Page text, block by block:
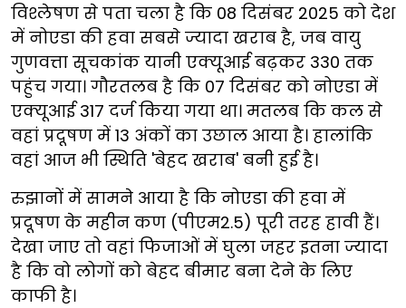
विश्लेषण से पता चला है कि 08 दिसंबर 2025 को देश
में नोएडा की हवा सबसे ज्यादा खराब है, जब वायु
गुणवत्ता सूचकांक यानी एक्यूआई बढ़कर 330 तक
पहुंच गया। गौरतलब है कि 07 दिसंबर को नोएडा में
एक्यूआई 317 दर्ज किया गया था। मतलब कि कल से
वहां प्रदूषण में 13 अंकों का उछाल आया है। हालांकि
वहां आज भी स्थिति 'बेहद खराब' बनी हुई है।
रुझानों में सामने आया है कि नोएडा की हवा में
प्रदूषण के महीन कण (पीएम2.5) पूरी तरह हावी हैं।
देखा जाए तो वहां फिजाओं में घुला जहर इतना ज्यादा
है कि वो लोगों को बेहद बीमार बना देने के लिए
काफी है।